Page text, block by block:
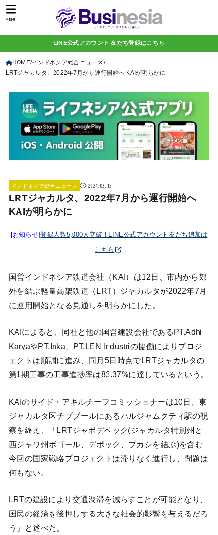
MENU
LINE公式アカウント 友だち登録はこちら
HOME インドネシア総合ニュース
LRTジャカルタ、2022年7月から運行開始へ KAIが明らかに
インドネシア総合ニュース 2021.03.15
LRTジャカルタ、2022年7月から運行開始へ
KAIが明らかに
[お知らせ]登録人数5,000人突破！LINE公式アカウント友だち追加は
こちら
国営インドネシア鉄道会社（KAI）は12日、市内から郊
外を結ぶ軽量高架鉄道（LRT）ジャカルタが2022年7月
に運用開始となる見通しを明らかにした。
KAIによると、同社と他の国営建設会社であるPT.Adhi
KaryaやPT.Inka、PT.LEN Industriの協働によりプロジ
ェクトは順調に進み、同月5日時点でLRTジャカルタの
第1期工事の工事進捗率は83.37%に達しているという。
KAIのサイド・アキルチーフコミッショナーは10日、東
ジャカルタ区チブブールにあるハルジャムクティ駅の視
察を終え、「LRTジャボデベック(ジャカルタ特別州と
西ジャワ州ボゴール、デポック、ブカシを結ぶ)を含む
今回の国家戦略プロジェクトは滞りなく進行し、問題は
何もない。
LRTの建設により交通渋滞を減らすことが可能となり、
国民の経済を後押しする大きな社会的影響を与えるだろ
う」と述べた。